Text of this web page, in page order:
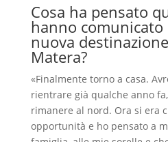
Cosa ha pensato
hanno comunicato
nuova
Matera?
«Finalmente torno a casa.
rientrare già qualche anno
rimanere al nord. Ora si era
opportunità e ho pensato a